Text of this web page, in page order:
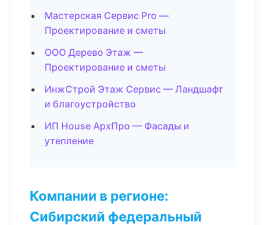
Мастерская Сервис Pro —
Проектирование и сметы
ООО Дерево Этаж —
Проектирование и сметы
ИнжСтрой Этаж Сервис — Ландшафт
и благоустройство
ИП House АрхПро — Фасады и
утепление
Компании в регионе:
Сибирский федеральный